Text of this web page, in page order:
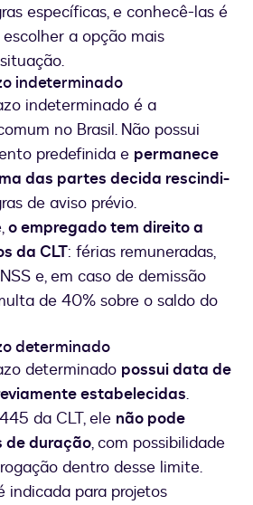
específicas, e conhecê-las é
a opção mais
indeterminado
indeterminado é a
no Brasil. Não possui
predefinida e permanece
das partes decida rescindi-
de aviso prévio.
o empregado tem direito a
da CLT: férias remuneradas,
e, em caso de demissão
de 40% sobre o saldo do
determinado
determinado possui data de
estabelecidas.
da CLT, ele não pode
de duração, com possibilidade
dentro desse limite.
indicada para projetos